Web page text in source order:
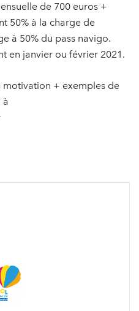
de 700 euros +
50% à la charge de
à 50% du pass navigo.
en janvier ou février 2021.
+ exemples de
à